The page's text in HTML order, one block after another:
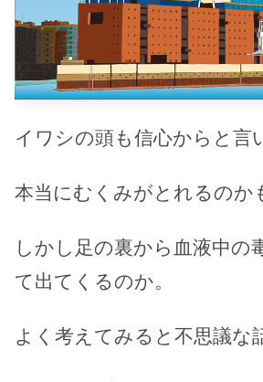
イワシの頭も信心からと言
本当にむくみがとれるのか
しかし足の裏から血液中の
て出てくるのか。
よく考えてみると不思議な